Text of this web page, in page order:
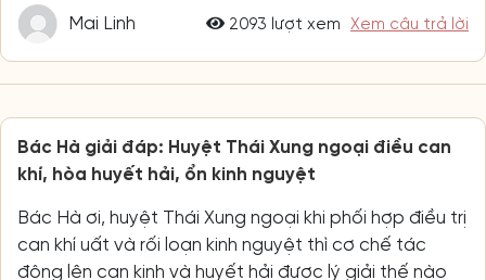
Mai Linh 2093 lượt xem Xem câu trả lời
Bác Hà giải đáp: Huyệt Thái Xung ngoại điều can
khí, hòa huyết hải, ổn kinh nguyệt
Bác Hà ơi, huyệt Thái Xung ngoại khi phối hợp điều trị
can khí uất và rối loạn kinh nguyệt thì cơ chế tác
động lên can kinh và huyết hải được lý giải thế nào